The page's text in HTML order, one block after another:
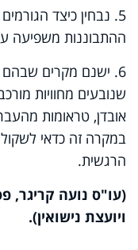
5. נבחין כיצד
ההתבוננות משפיעה
6. ישנם מקרים
שנובעים מחוויות
אובדן, טראומות
במקרה זה כדאי לשקול
הרגשית.
(עו"ס נועה קריגר,
ויועצת נישואין).